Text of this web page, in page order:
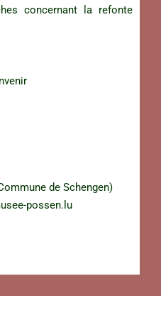
concernant la refonte
de Schengen)
possen.lu